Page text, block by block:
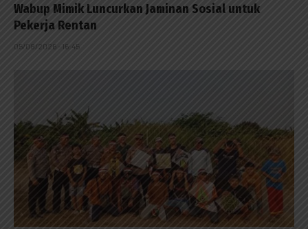
Wabup Mimik Luncurkan Jaminan Sosial untuk
Pekerja Rentan
05/08/2026 - 16:45